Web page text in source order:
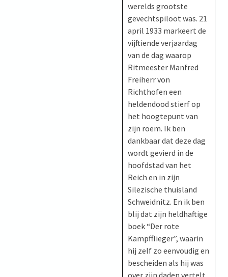
werelds grootste
gevechtspiloot was. 21
april 1933 markeert de
vijftiende verjaardag
van de dag waarop
Ritmeester Manfred
Freiherr von
Richthofen een
heldendood stierf op
het hoogtepunt van
zijn roem. Ik ben
dankbaar dat deze dag
wordt gevierd in de
hoofdstad van het
Reich en in zijn
Silezische thuisland
Schweidnitz. En ik ben
blij dat zijn heldhaftige
boek “Der rote
Kampfflieger”, waarin
hij zelf zo eenvoudig en
bescheiden als hij was
over zijn daden vertelt,